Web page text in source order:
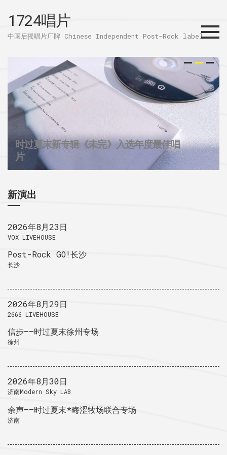
1724唱片
中国后摇唱片厂牌 Chinese Independent Post-Rock label
Menu
1724唱片的2025
时过夏末新专辑《未完》入选年度最佳唱
片
32个城市后摇群
新演出
2026年8月23日
VOX LIVEHOUSE
Post-Rock GO!长沙
长沙
2026年8月29日
2666 LIVEHOUSE
信步——时过夏末徐州专场
徐州
2026年8月30日
济南Modern Sky LAB
余声——时过夏末*晦涩牧场联合专场
济南